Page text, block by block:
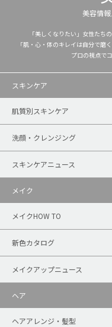
美容情
「美しくなりたい」女性たち
「肌・心・体のキレイは自分で磨
プロの視点で
スキンケア
肌質別スキンケア
洗顔・クレンジング
スキンケアニュース
メイク
メイクHOW TO
新色カタログ
メイクアップニュース
ヘア
ヘアアレンジ・髪型